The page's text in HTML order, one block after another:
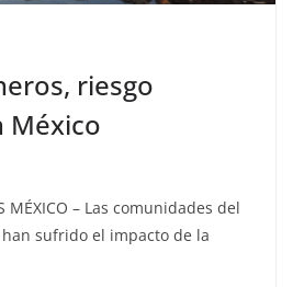
riesgo
México
MÉXICO – Las comunidades del
sufrido el impacto de la